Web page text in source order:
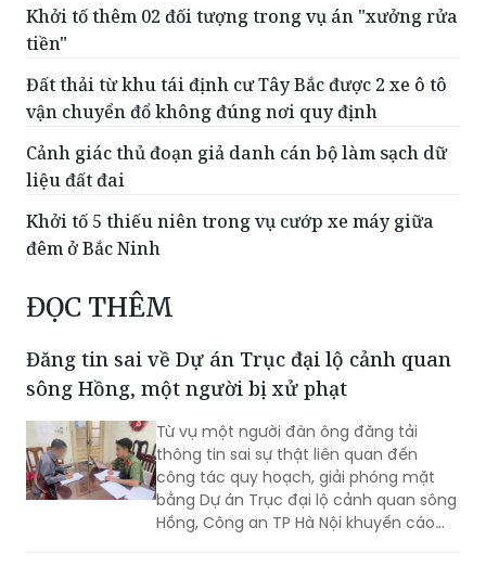
Đất thải từ khu tái định cư Tây Bắc được 2 xe ô tô
vận chuyển đổ không đúng nơi quy định
Cảnh giác thủ đoạn giả danh cán bộ làm sạch dữ
liệu đất đai
Khởi tố 5 thiếu niên trong vụ cướp xe máy giữa
đêm ở Bắc Ninh
ĐỌC THÊM
Đăng tin sai về Dự án Trục đại lộ cảnh quan
Từ vụ một người đàn ông đăng tải
thông tin sai sự thật liên quan đến
công tác quy hoạch, giải phóng mặt
bằng Dự án Trục đại lộ cảnh quan sông
Hồng, Công an TP Hà Nội khuyến cáo
người dân cần kiểm chứng nguồn tin
trước khi bình luận, chia sẻ trên mạng
xã hội, tránh tiếp tay cho tin giả và vi
Bắt giữ đối tượng truy nã người nước ngoài